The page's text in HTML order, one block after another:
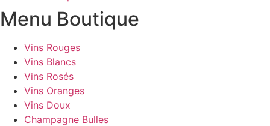
Menu Boutique
Vins Rouges
Vins Blancs
Vins Rosés
Vins Oranges
Vins Doux
Champagne Bulles